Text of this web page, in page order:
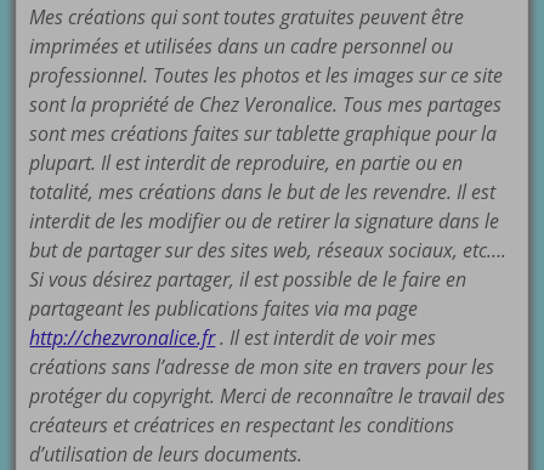
Mes créations qui sont toutes gratuites peuvent être
imprimées et utilisées dans un cadre personnel ou
professionnel. Toutes les photos et les images sur ce site
sont la propriété de Chez Veronalice. Tous mes partages
sont mes créations faites sur tablette graphique pour la
plupart. Il est interdit de reproduire, en partie ou en
totalité, mes créations dans le but de les revendre. Il est
interdit de les modifier ou de retirer la signature dans le
but de partager sur des sites web, réseaux sociaux, etc….
Si vous désirez partager, il est possible de le faire en
partageant les publications faites via ma page
http://chezvronalice.fr. Il est interdit de voir mes
créations sans l’adresse de mon site en travers pour les
protéger du copyright. Merci de reconnaître le travail des
créateurs et créatrices en respectant les conditions
d’utilisation de leurs documents.